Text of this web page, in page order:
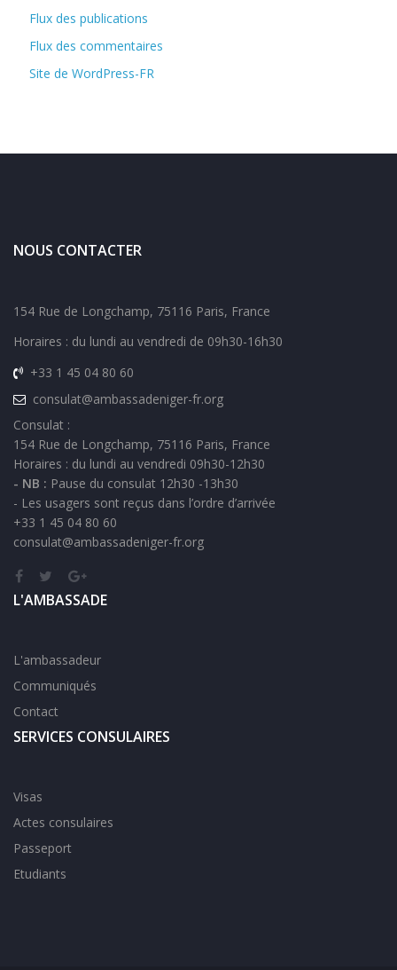
Flux des publications
Flux des commentaires
Site de WordPress-FR
NOUS CONTACTER
154 Rue de Longchamp, 75116 Paris, France
Horaires : du lundi au vendredi de 09h30-16h30
+33 1 45 04 80 60
consulat@ambassadeniger-fr.org
Consulat :
154 Rue de Longchamp, 75116 Paris, France
Horaires : du lundi au vendredi 09h30-12h30
- NB : Pause du consulat 12h30 -13h30
- Les usagers sont reçus dans l’ordre d’arrivée
+33 1 45 04 80 60
consulat@ambassadeniger-fr.org
L'AMBASSADE
L'ambassadeur
Communiqués
Contact
SERVICES CONSULAIRES
Visas
Actes consulaires
Passeport
Etudiants